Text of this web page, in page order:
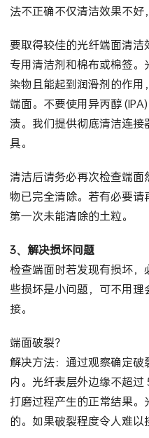
法不正确不仅清洁效果不好
要取得较佳的光纤端面清洁
专用清洁剂和棉布或棉签
染物且能起到润滑剂的作
端面。不要使用异丙醇
渍。我们提供彻底清洁连
具。
清洁后请务必再次检查端
物已完全清除。若有必要
第一次未能清除的土粒。
3、解决损坏问题
检查端面时若发现有损坏
些损坏是小问题，可不用
接。
端面破裂？
解决方法：通过观察确定
内。光纤表层外边缘不超
打磨过程产生的正常结果
的。如果破裂程度令人难以